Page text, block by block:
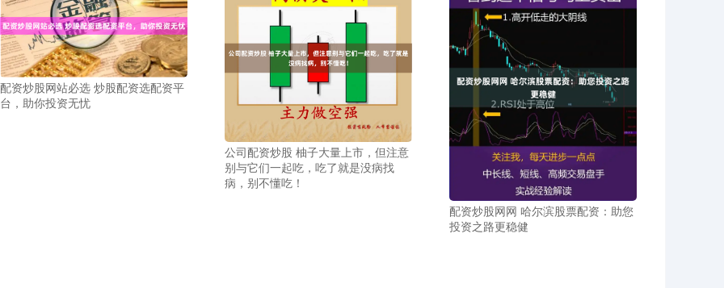
配资炒股网站必选 炒股配资选配资平
台，助你投资无忧
公司配资炒股 柚子大量上市，但注意
别与它们一起吃，吃了就是没病找
病，别不懂吃！
配资炒股网网 哈尔滨股票配资：助您
投资之路更稳健